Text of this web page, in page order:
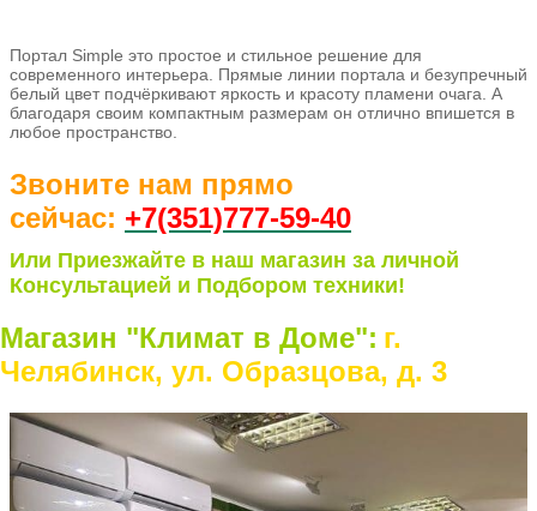
Портал Simple это простое и стильное решение для
современного интерьера. Прямые линии портала и безупречный
белый цвет подчёркивают яркость и красоту пламени очага. А
благодаря своим компактным размерам он отлично впишется в
любое пространство.
Звоните нам прямо
сейчас: +7(351)777-59-40
Или Приезжайте в наш магазин за личной
Консультацией и Подбором техники!
Магазин "Климат в Доме": г.
Челябинск, ул. Образцова, д. 3